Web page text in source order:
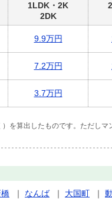
1LDK・2K
2DK
9.9万円
7.2万円
3.7万円
を算出したものです。ただし
｜ なんば｜ 大国町 ｜